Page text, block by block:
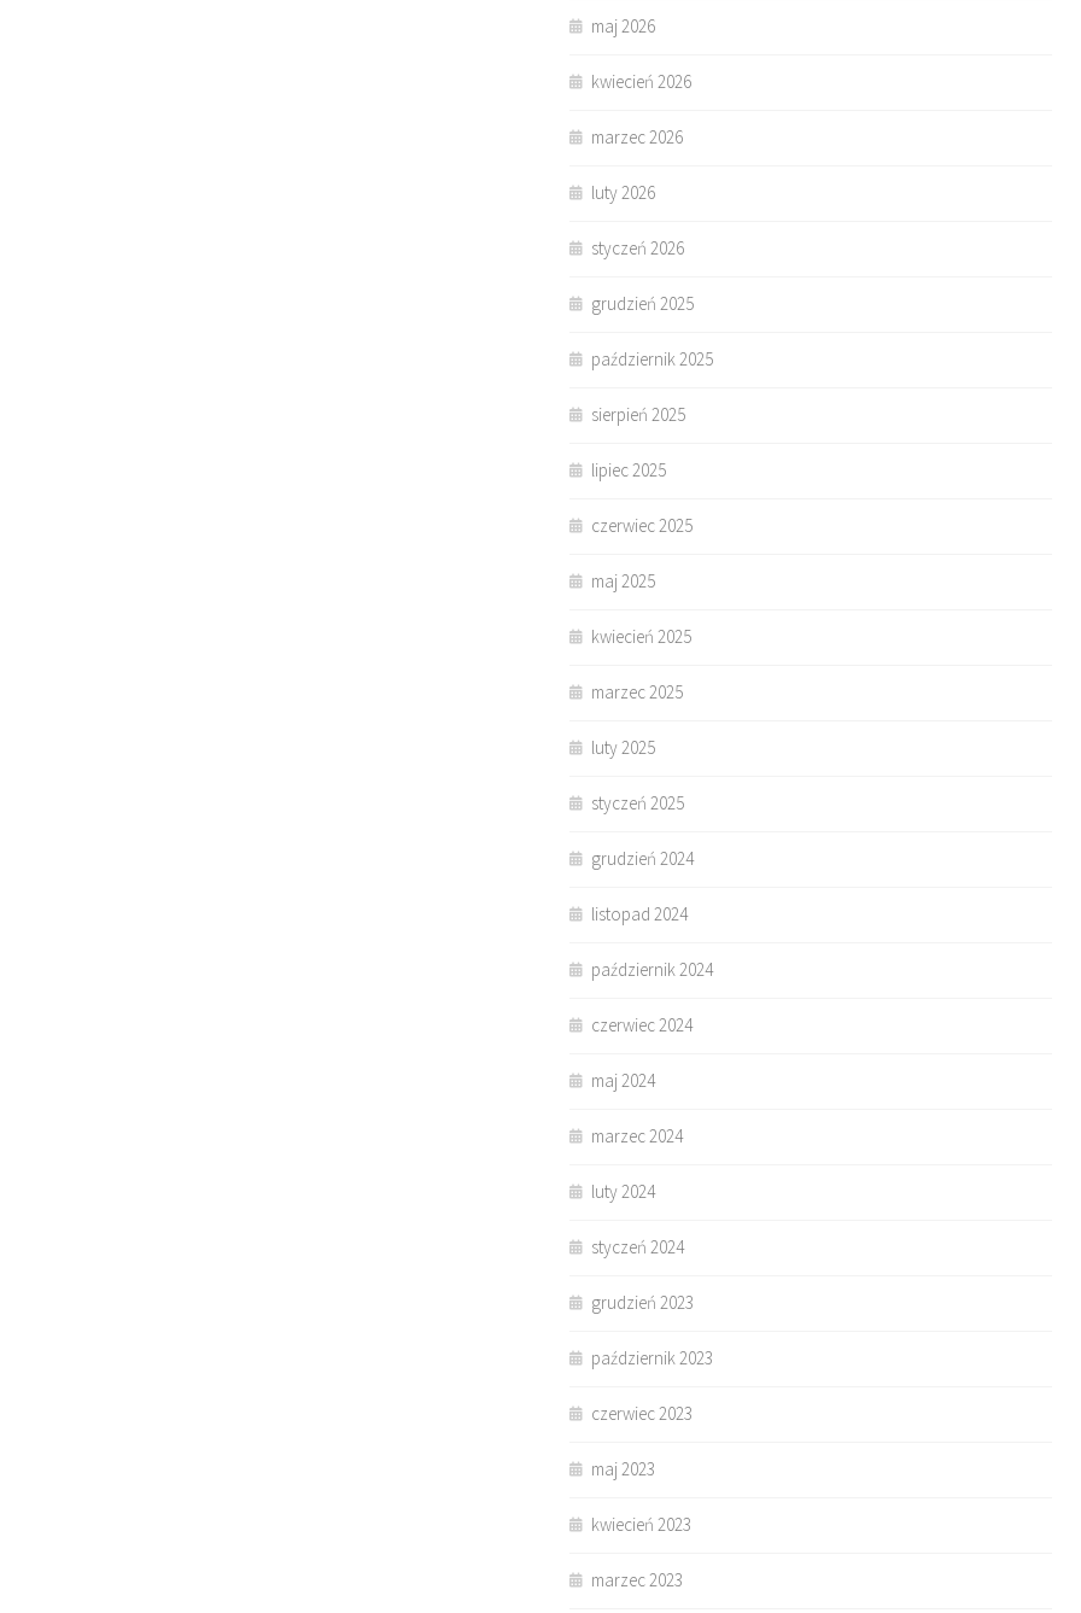
maj 2026
kwiecień 2026
marzec 2026
luty 2026
styczeń 2026
grudzień 2025
październik 2025
sierpień 2025
lipiec 2025
czerwiec 2025
maj 2025
kwiecień 2025
marzec 2025
luty 2025
styczeń 2025
grudzień 2024
listopad 2024
październik 2024
czerwiec 2024
maj 2024
marzec 2024
luty 2024
styczeń 2024
grudzień 2023
październik 2023
czerwiec 2023
maj 2023
kwiecień 2023
marzec 2023